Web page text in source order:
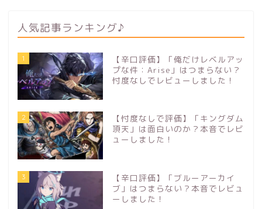
人気記事ランキング♪
1
【辛口評価】「俺だけレベルアッ
プな件：Arise」はつまらない？
忖度なしでレビューしました！
2
【忖度なしで評価】「キングダム
頂天」は面白いのか？本音でレビ
ューしました！
3
【辛口評価】「ブルーアーカイ
ブ」はつまらない？本音でレビュ
ーしました！